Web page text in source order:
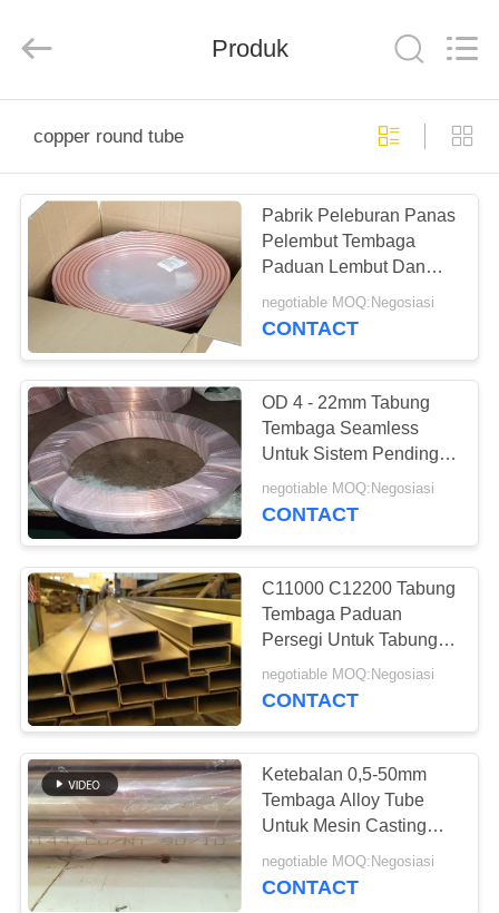
PRODUK
TENTANG
KAMI
TUR
PABRIK
KONTROL
KUALITAS
HUBUNGI
KAMI
BERITA
KASUS
SITEMAP
PRIVACY
Trading
Company
Produk
copper round tube
Pabrik Peleburan Panas
Pelembut Tembaga
Paduan Lembut Dan
Tabung Distillery,
Copper Coil Tube
negotiable MOQ:Negosiasi
CONTACT
OD 4 - 22mm Tabung
Tembaga Seamless
Untuk Sistem Pendingin
Udara Dan Pendinginan
Copper Coil Tube
negotiable MOQ:Negosiasi
CONTACT
C11000 C12200 Tabung
Tembaga Paduan
Persegi Untuk Tabung
Datar Tabung Radiator
negotiable MOQ:Negosiasi
CONTACT
Ketebalan 0,5-50mm
Tembaga Alloy Tube
Untuk Mesin Casting
Terus Menerus
negotiable MOQ:Negosiasi
CONTACT